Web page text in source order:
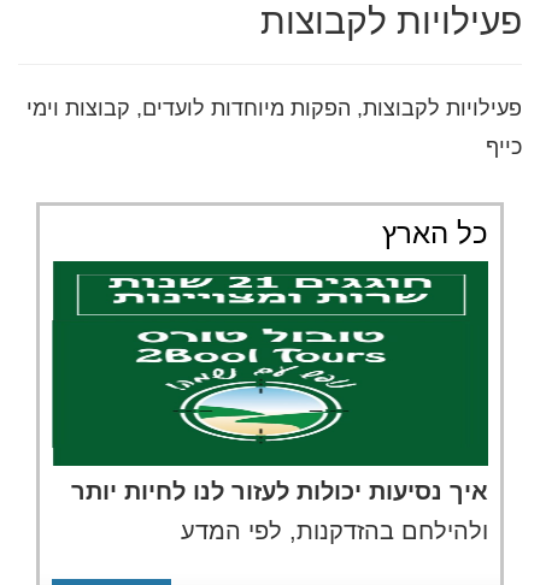
פעילויות לקבוצות
פעילויות לקבוצות, הפקות מיוחדות לועדים, קבוצות וימי
כייף
כל הארץ
איך נסיעות יכולות לעזור לנו לחיות יותר
ולהילחם בהזדקנות, לפי המדע